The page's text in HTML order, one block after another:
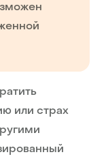
или страх